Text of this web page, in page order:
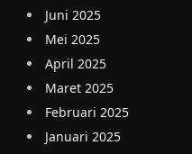
Juni 2025
Mei 2025
April 2025
Maret 2025
Februari 2025
Januari 2025